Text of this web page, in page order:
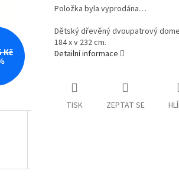
Kč
Položka byla vyprodána…
Dětský dřevěný dvoupatrový
184 x v 232 cm.
Detailní informace
TISK ZEPTAT SE